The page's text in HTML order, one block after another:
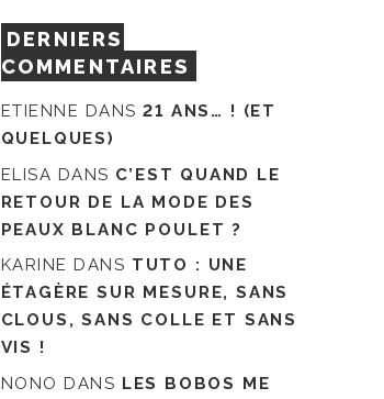
DERNIERS
COMMENTAIRES
ETIENNE DANS21 ANS… ! (ET
QUELQUES)
ELISA DANS C’EST QUAND LE
RETOUR DE LA MODE DES
PEAUX BLANC POULET ?
KARINE DANS TUTO : UNE
ÉTAGÈRE SUR MESURE, SANS
CLOUS, SANS COLLE ET SANS
VIS !
NONO DANS LES BOBOS ME